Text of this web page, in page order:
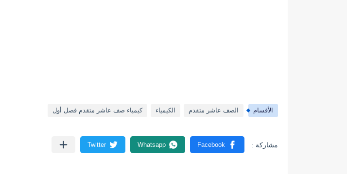
الأقسام الصف عاشر متقدم الكيمياء كيمياء صف عاشر متقدم فصل أول